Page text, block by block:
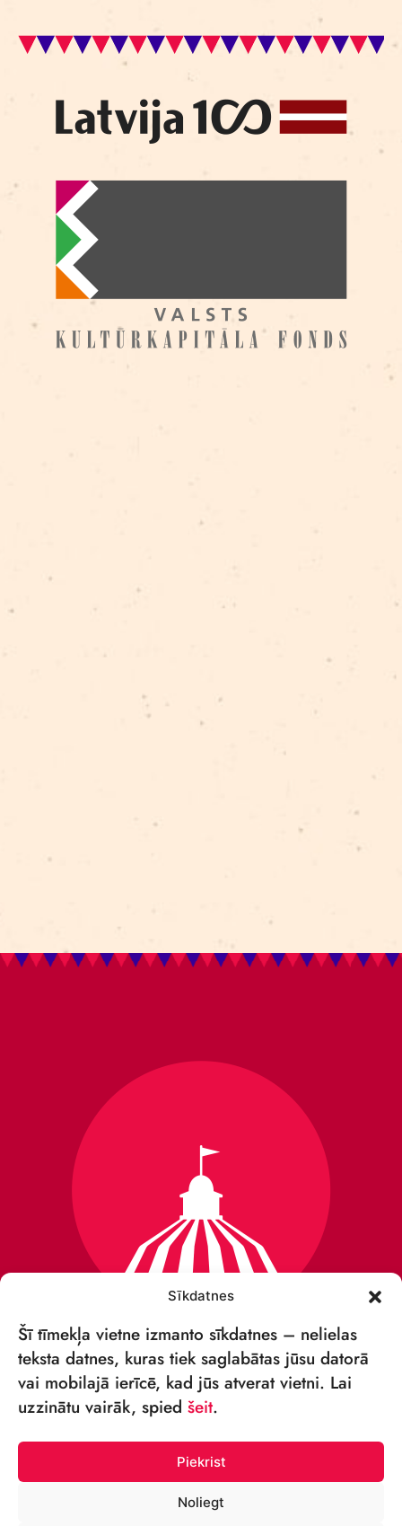
Sīkdatnes
Šī tīmekļa vietne izmanto sīkdatnes – nelielas
teksta datnes, kuras tiek saglabātas jūsu datorā
vai mobilajā ierīcē, kad jūs atverat vietni. Lai
uzzinātu vairāk, spied šeit.
Piekrist
Noliegt
VSIA „RĪGAS CIRKS”
Merķeļa iela 4,
Rīga, LV-1050 Latvija
Reģ. nr: 40003027789